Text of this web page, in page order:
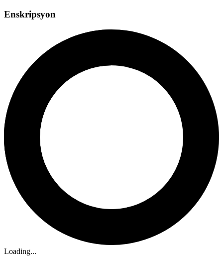
Enskripsyon
Loading...